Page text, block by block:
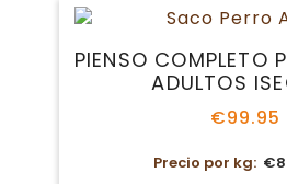
PIENSO COMPLETO
ADULTOS
€99.95
Precio por kg: €